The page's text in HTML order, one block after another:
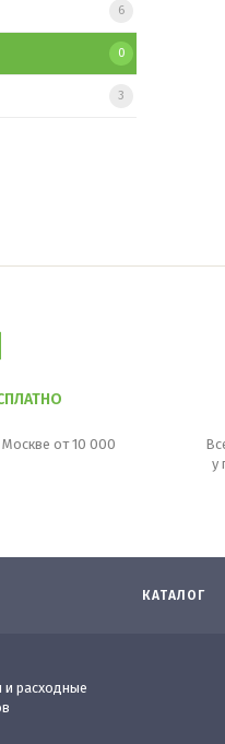
6
0
3
от 10 000
у
КАТАЛОГ
расходные